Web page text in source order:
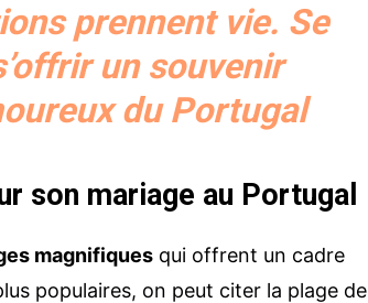
prennent vie. Se
un souvenir
du Portugal
son mariage au Portugal
magnifiques qui offrent un cadre
populaires, on peut citer la plage de